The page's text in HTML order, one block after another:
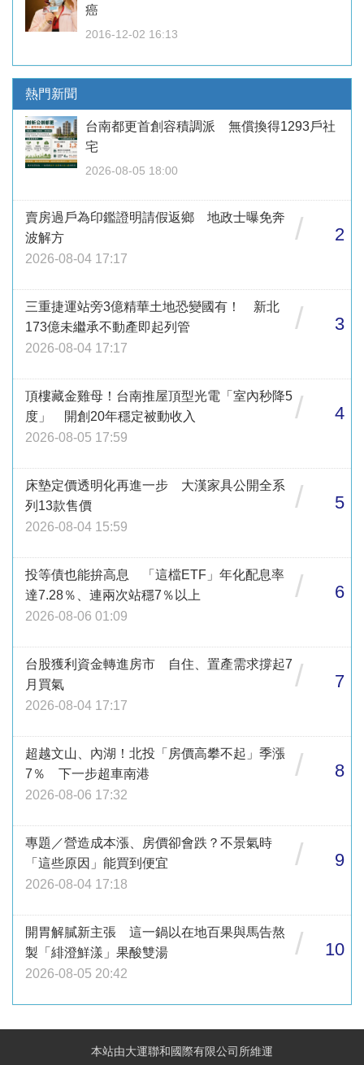
癌
2016-12-02 16:13
熱門新聞
台南都更首創容積調派 無償換得1293戶社
宅
2026-08-05 18:00
賣房過戶為印鑑證明請假返鄉 地政士曝免奔
波解方
2026-08-04 17:17
/ 2
三重捷運站旁3億精華土地恐變國有！ 新北
173億未繼承不動產即起列管
2026-08-04 17:17
/ 3
頂樓藏金雞母！台南推屋頂型光電「室內秒降5
度」 開創20年穩定被動收入
2026-08-05 17:59
/ 4
床墊定價透明化再進一步 大漢家具公開全系
列13款售價
2026-08-04 15:59
/ 5
投等債也能拚高息 「這檔ETF」年化配息率
達7.28％、連兩次站穩7％以上
2026-08-06 01:09
/ 6
台股獲利資金轉進房市 自住、置產需求撐起7
月買氣
2026-08-04 17:17
/ 7
超越文山、內湖！北投「房價高攀不起」季漲
7％ 下一步超車南港
2026-08-06 17:32
/ 8
專題／營造成本漲、房價卻會跌？不景氣時
「這些原因」能買到便宜
2026-08-04 17:18
/ 9
開胃解膩新主張 這一鍋以在地百果與馬告熬
製「緋澄鮮漾」果酸雙湯
2026-08-05 20:42
/ 10
本站由大運聯和國際有限公司所維運